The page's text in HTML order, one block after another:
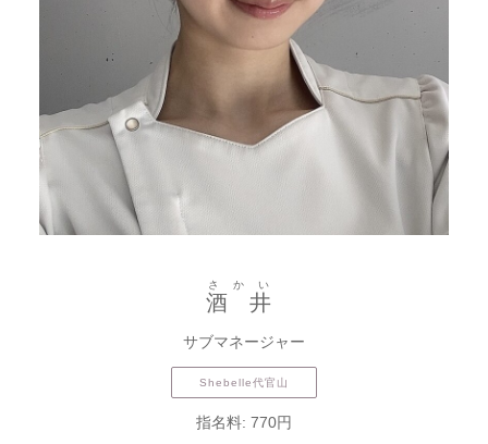
酒井
さかい
サブマネージャー
Shebelle代官山
指名料: 770円